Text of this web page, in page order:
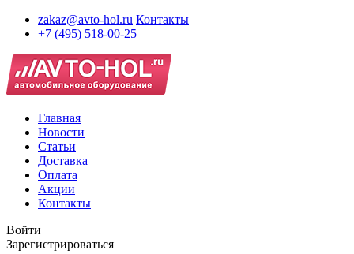
zakaz@avto-hol.ru Контакты
+7 (495) 518-00-25
Главная
Новости
Статьи
Доставка
Оплата
Акции
Контакты
Войти
Зарегистрироваться